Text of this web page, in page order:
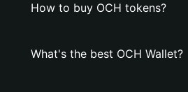
How to buy OCH tokens?
What's the best OCH Wallet?